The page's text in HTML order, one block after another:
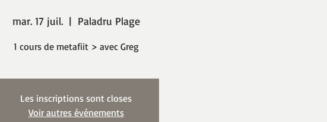
mar. 17 juil.
  |
Paladru Plage
1 cours de metafiit > avec Greg
Les inscriptions sont closes
Voir autres événements